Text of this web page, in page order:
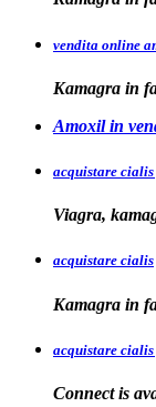
vendita online
Kamagra in
Amoxil in
acquistare cialis
Viagra,
acquistare cialis
Kamagra in
acquistare
Connect is